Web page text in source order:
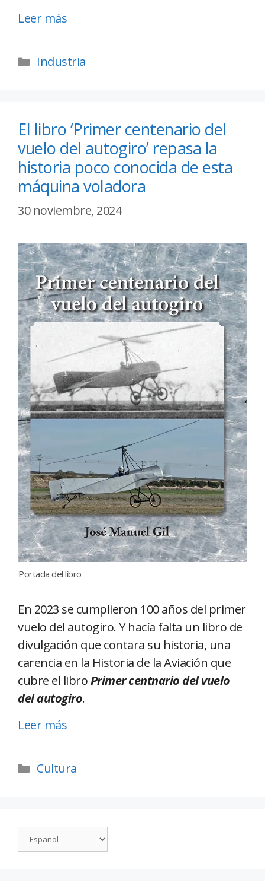
Leer más
Industria
El libro ‘Primer centenario del
vuelo del autogiro’ repasa la
historia poco conocida de esta
máquina voladora
30 noviembre, 2024
Portada del libro
En 2023 se cumplieron 100 años del primer
vuelo del autogiro. Y hacía falta un libro de
divulgación que contara su historia, una
carencia en la Historia de la Aviación que
cubre el libroPrimer centnario del vuelo
del autogiro.
Leer más
Cultura